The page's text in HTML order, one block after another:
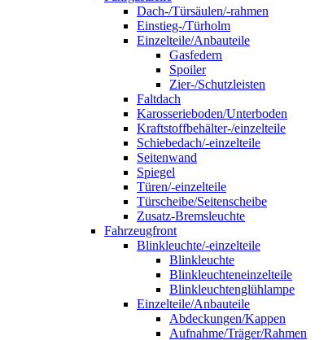
Dach-/Türsäulen/-rahmen
Einstieg-/Türholm
Einzelteile/Anbauteile
Gasfedern
Spoiler
Zier-/Schutzleisten
Faltdach
Karosserieboden/Unterboden
Kraftstoffbehälter-/einzelteile
Schiebedach/-einzelteile
Seitenwand
Spiegel
Türen/-einzelteile
Türscheibe/Seitenscheibe
Zusatz-Bremsleuchte
Fahrzeugfront
Blinkleuchte/-einzelteile
Blinkleuchte
Blinkleuchteneinzelteile
Blinkleuchtenglühlampe
Einzelteile/Anbauteile
Abdeckungen/Kappen
Aufnahme/Träger/Rahmen